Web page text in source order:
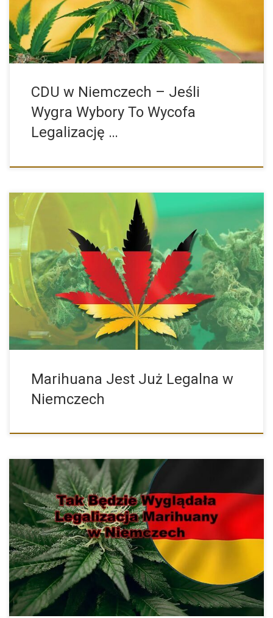
CDU w Niemczech – Jeśli
Wygra Wybory To Wycofa
Legalizację …
Niemcy legalizują marihuanę – ile marihuany można mieć teraz
przy […]
Marihuana Jest Już Legalna w
Niemczech
Dzisiaj, tj. 12 kwietnia 2023 roku na konferencji prasowej
Minister […]